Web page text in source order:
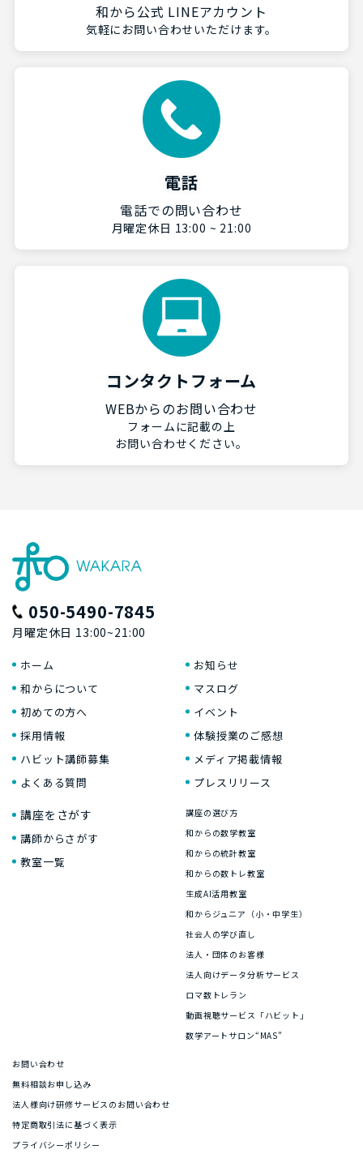
和から公式 LINEアカウント
気軽にお問い合わせいただけます。
電話
電話での問い合わせ
月曜定休日 13:00 ~ 21:00
コンタクトフォーム
WEBからのお問い合わせ
フォームに記載の上
お問い合わせください。
050-5490-7845
月曜定休日 13:00~21:00
ホーム
和からについて
初めての方へ
採用情報
ハビット講師募集
よくある質問
お知らせ
マスログ
イベント
体験授業のご感想
メディア掲載情報
プレスリリース
講座をさがす
講師からさがす
教室一覧
講座の選び方
和からの数学教室
和からの統計教室
和からの数トレ教室
生成AI活用教室
和からジュニア（小・中学生）
社会人の学び直し
法人・団体のお客様
法人向けデータ分析サービス
ロマ数トレラン
動画視聴サービス「ハビット」
数学アートサロン“MAS”
お問い合わせ
無料相談お申し込み
法人様向け研修サービスのお問い合わせ
特定商取引法に基づく表示
プライバシーポリシー